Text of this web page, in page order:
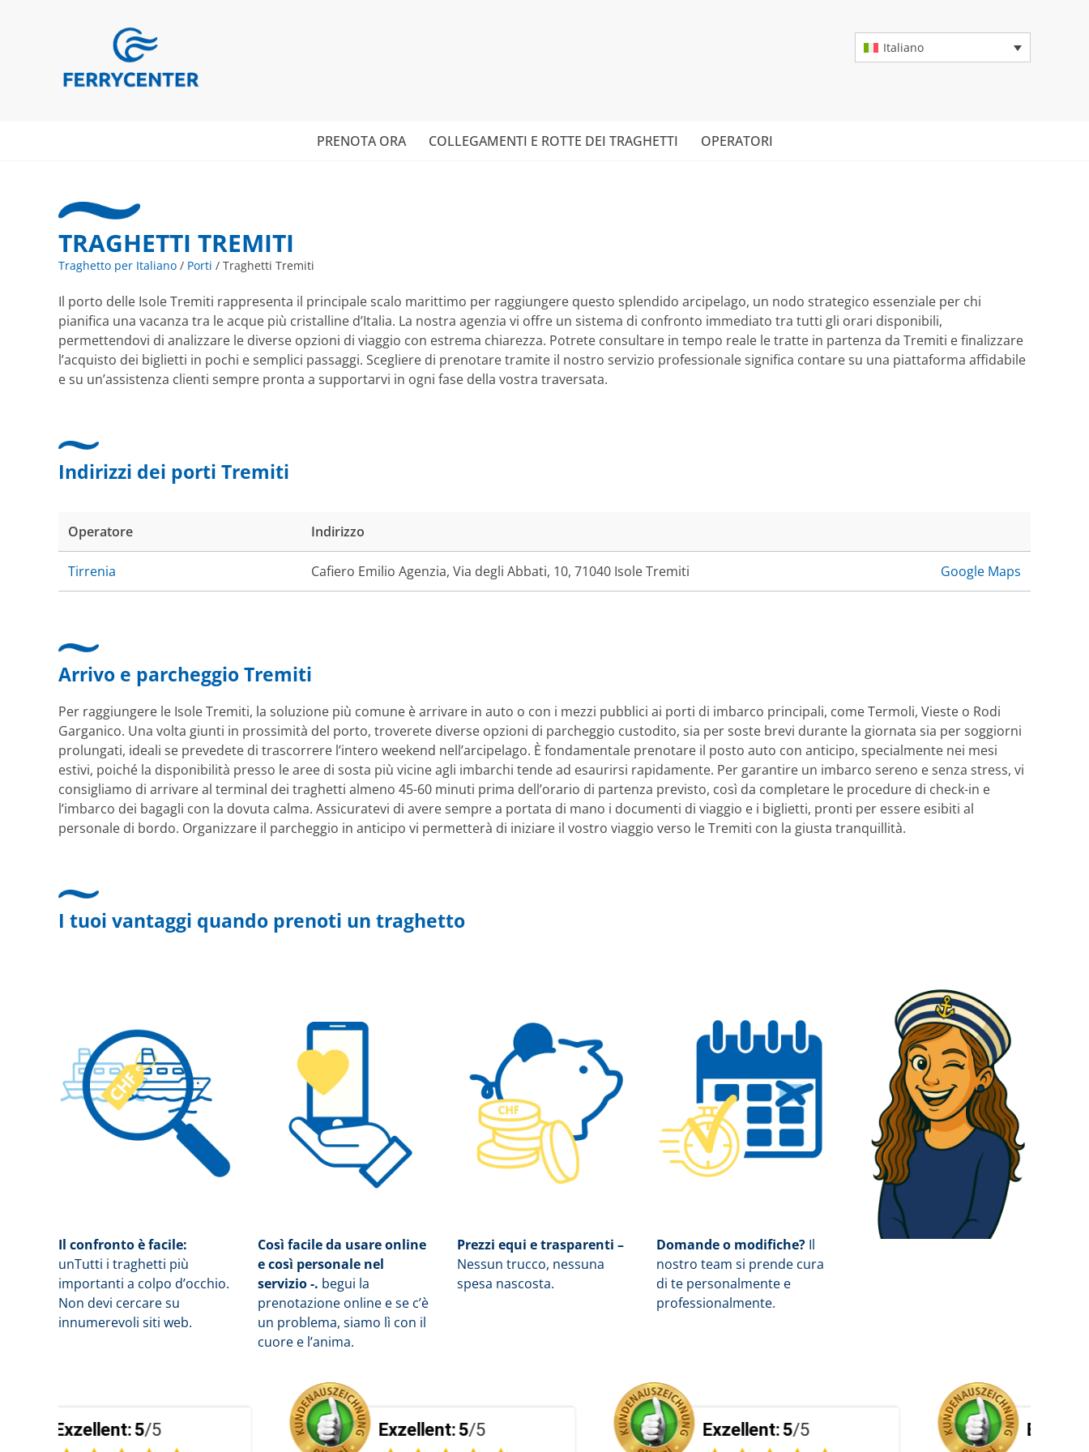
Italiano
PRENOTA ORA COLLEGAMENTI E ROTTE DEI TRAGHETTI OPERATORI
TRAGHETTI TREMITI
Traghetto per Italiano / Porti / Traghetti Tremiti
Il porto delle Isole Tremiti rappresenta il principale scalo marittimo per raggiungere questo splendido arcipelago, un nodo strategico essenziale per chi
pianifica una vacanza tra le acque più cristalline d’Italia. La nostra agenzia vi offre un sistema di confronto immediato tra tutti gli orari disponibili,
permettendovi di analizzare le diverse opzioni di viaggio con estrema chiarezza. Potrete consultare in tempo reale le tratte in partenza da Tremiti e finalizzare
l’acquisto dei biglietti in pochi e semplici passaggi. Scegliere di prenotare tramite il nostro servizio professionale significa contare su una piattaforma affidabile
e su un’assistenza clienti sempre pronta a supportarvi in ogni fase della vostra traversata.
Indirizzi dei porti Tremiti
Operatore Indirizzo
Tirrenia Cafiero Emilio Agenzia, Via degli Abbati, 10, 71040 Isole Tremiti Google Maps
Arrivo e parcheggio Tremiti
Per raggiungere le Isole Tremiti, la soluzione più comune è arrivare in auto o con i mezzi pubblici ai porti di imbarco principali, come Termoli, Vieste o Rodi
Garganico. Una volta giunti in prossimità del porto, troverete diverse opzioni di parcheggio custodito, sia per soste brevi durante la giornata sia per soggiorni
prolungati, ideali se prevedete di trascorrere l’intero weekend nell’arcipelago. È fondamentale prenotare il posto auto con anticipo, specialmente nei mesi
estivi, poiché la disponibilità presso le aree di sosta più vicine agli imbarchi tende ad esaurirsi rapidamente. Per garantire un imbarco sereno e senza stress, vi
consigliamo di arrivare al terminal dei traghetti almeno 45-60 minuti prima dell’orario di partenza previsto, così da completare le procedure di check-in e
l’imbarco dei bagagli con la dovuta calma. Assicuratevi di avere sempre a portata di mano i documenti di viaggio e i biglietti, pronti per essere esibiti al
personale di bordo. Organizzare il parcheggio in anticipo vi permetterà di iniziare il vostro viaggio verso le Tremiti con la giusta tranquillità.
I tuoi vantaggi quando prenoti un traghetto
Il confronto è facile:
unTutti i traghetti più
importanti a colpo d’occhio.
Non devi cercare su
innumerevoli siti web.
Così facile da usare online
e così personale nel
servizio -. begui la
prenotazione online e se c’è
un problema, siamo lì con il
cuore e l’anima.
Prezzi equi e trasparenti –
Nessun trucco, nessuna
spesa nascosta.
Domande o modifiche? Il
nostro team si prende cura
di te personalmente e
professionalmente.
Exzellent:5/5 Exzellent:5/5 Exzellent:5/5